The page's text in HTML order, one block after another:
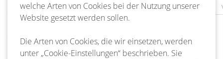
Anfang
Zurück 188 189 190 191 192 193
welche Arten von Cookies bei der Nutzung unserer
Website gesetzt werden sollen.
Die Arten von Cookies, die wir einsetzen, werden
unter „Cookie-Einstellungen“ beschrieben. Sie